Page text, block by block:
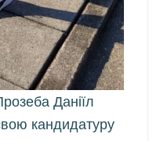
Даніїл
кандидатуру